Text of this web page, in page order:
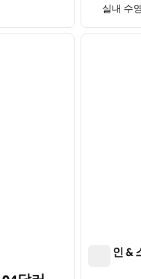
실내 수
다음 이미지
1/12
햄튼 인